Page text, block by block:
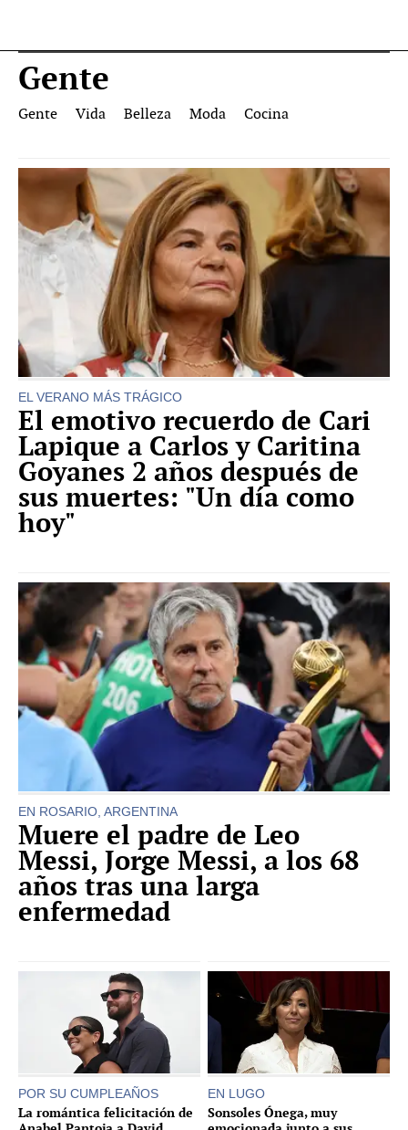
Gente
Gente Vida Belleza Moda Cocina
EL VERANO MÁS TRÁGICO
El emotivo recuerdo de Cari
Lapique a Carlos y Caritina
Goyanes 2 años después de
sus muertes: "Un día como
hoy"
EN ROSARIO, ARGENTINA
Muere el padre de Leo
Messi, Jorge Messi, a los 68
años tras una larga
enfermedad
POR SU CUMPLEAÑOS
La romántica felicitación de
EN LUGO
Sonsoles Ónega, muy